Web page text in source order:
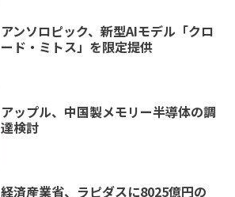
アンソロピック、新型AIモデル「クロ
ード・ミトス」を限定提供
アップル、中国製メモリー半導体の調
達検討
経済産業省、ラピダスに8025億円の